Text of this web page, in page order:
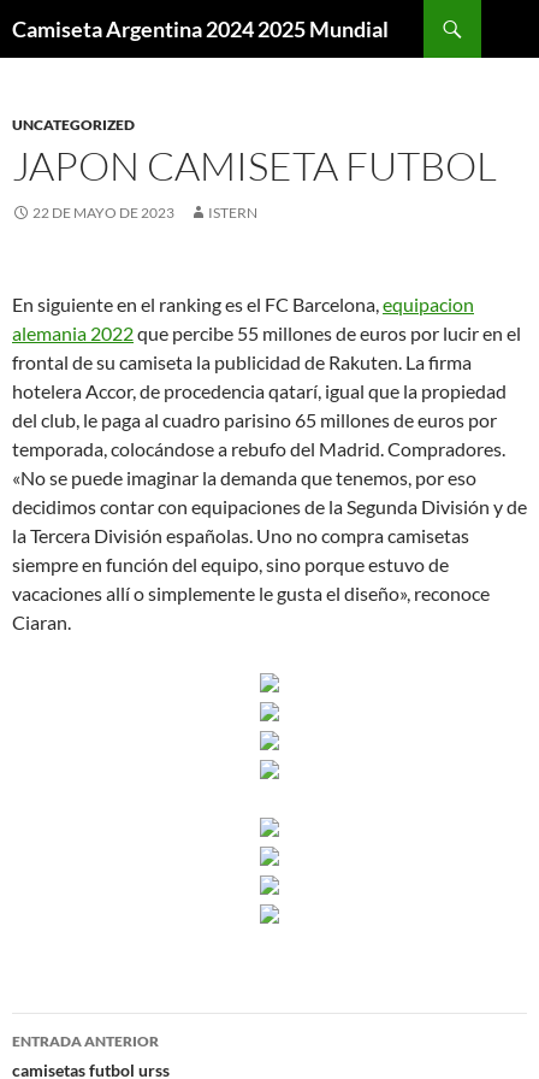
Camiseta Argentina 2024 2025 Mundial
UNCATEGORIZED
JAPON CAMISETA FUTBOL
22 DE MAYO DE 2023 ISTERN
En siguiente en el ranking es el FC Barcelona,equipacion
alemania 2022que percibe 55 millones de euros por lucir en el
frontal de su camiseta la publicidad de Rakuten. La firma
hotelera Accor, de procedencia qatarí, igual que la propiedad
del club, le paga al cuadro parisino 65 millones de euros por
temporada, colocándose a rebufo del Madrid. Compradores.
«No se puede imaginar la demanda que tenemos, por eso
decidimos contar con equipaciones de la Segunda División y de
la Tercera División españolas. Uno no compra camisetas
siempre en función del equipo, sino porque estuvo de
vacaciones allí o simplemente le gusta el diseño», reconoce
Ciaran.
Navegación
ENTRADA ANTERIOR
camisetas futbol urss